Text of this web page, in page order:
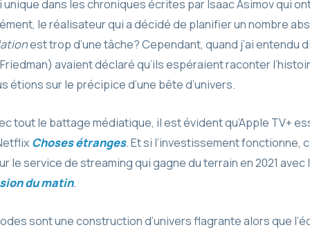
dans les chroniques écrites par Isaac Asimov qui
le réalisateur qui a décidé de planifier un nombre
est trop d’une tâche? Cependant, quand j’ai entendu
avaient déclaré qu’ils espéraient raconter
étions sur le précipice d’une bête d’univers.
tout le battage médiatique, il est évident qu’Apple TV+
Choses étranges.Et si l’investissement fonctionne,
le service de streaming qui gagne du terrain en 2021
du matin.
sont une construction d’univers flagrante alors que